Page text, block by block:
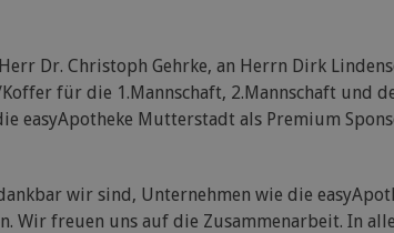
Dr. Christoph Gehrke, an Herrn Dirk
für die 1.Mannschaft, 2.Mannschaft und
easyApotheke Mutterstadt als Premium
wir sind, Unternehmen wie die
Wir freuen uns auf die Zusammenarbeit. In